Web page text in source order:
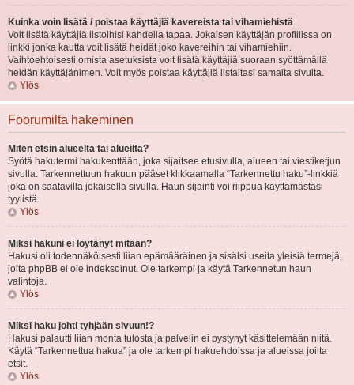
Kuinka voin lisätä / poistaa käyttäjiä kavereista tai vihamiehistä
Voit lisätä käyttäjiä listoihisi kahdella tapaa. Jokaisen käyttäjän profiilissa on
linkki jonka kautta voit lisätä heidät joko kavereihin tai vihamiehiin.
Vaihtoehtoisesti omista asetuksista voit lisätä käyttäjiä suoraan syöttämällä
heidän käyttäjänimen. Voit myös poistaa käyttäjiä listaltasi samalta sivulta.
Ylös
Foorumilta hakeminen
Miten etsin alueelta tai alueilta?
Syötä hakutermi hakukenttään, joka sijaitsee etusivulla, alueen tai viestiketjun
sivulla. Tarkennettuun hakuun pääset klikkaamalla “Tarkennettu haku”-linkkiä
joka on saatavilla jokaisella sivulla. Haun sijainti voi riippua käyttämästäsi
tyylistä.
Ylös
Miksi hakuni ei löytänyt mitään?
Hakusi oli todennäköisesti liian epämääräinen ja sisälsi useita yleisiä termejä,
joita phpBB ei ole indeksoinut. Ole tarkempi ja käytä Tarkennetun haun
valintoja.
Ylös
Miksi haku johti tyhjään sivuun!?
Hakusi palautti liian monta tulosta ja palvelin ei pystynyt käsittelemään niitä.
Käytä “Tarkennettua hakua” ja ole tarkempi hakuehdoissa ja alueissa joilta
etsit.
Ylös